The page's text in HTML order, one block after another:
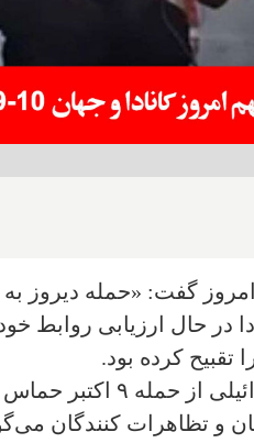
امروز گفت: «حمله
در حال ارزیابی روابط
تقبیح کرده بود.
۲- اعتراضات به پخش یک
و تظاهرات کنندگان